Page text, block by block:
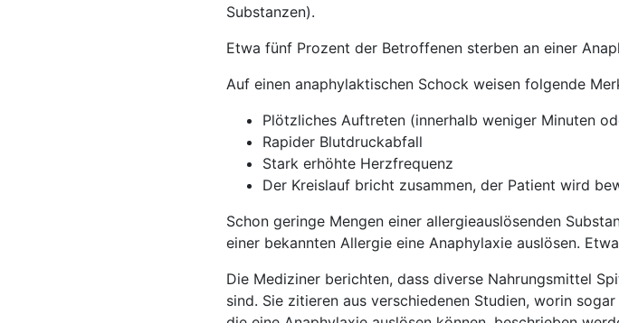
Substanzen).
Etwa fünf Prozent der Betroffenen sterben an einer
Auf einen anaphylaktischen Schock weisen folgende
Plötzliches Auftreten (innerhalb weniger Minuten
Rapider Blutdruckabfall
Stark erhöhte Herzfrequenz
Der Kreislauf bricht zusammen, der Patient wird
Schon geringe Mengen einer allergieauslösenden
einer bekannten Allergie eine Anaphylaxie auslösen.
Die Mediziner berichten, dass diverse Nahrungsmittel
sind. Sie zitieren aus verschiedenen Studien, worin